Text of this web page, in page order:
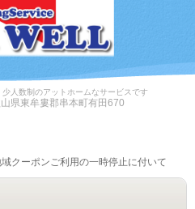
人数制のアットホームなサービスです
県東牟婁郡串本町有田670
クーポンご利用の一時停止に付いて